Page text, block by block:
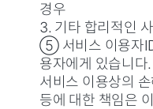
경우
3. 기타 합리적인
⑤ 서비스 이용자
용자에게 있습니다
서비스 이용상의
등에 대한 책임은